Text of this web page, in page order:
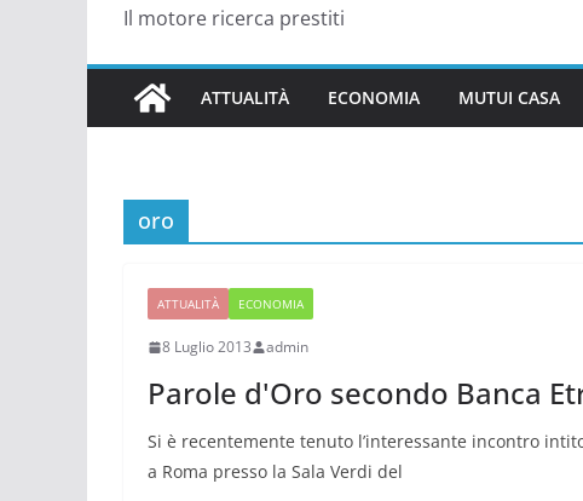
Il motore ricerca prestiti
ATTUALITÀ ECONOMIA MUTUI CASA
oro
ATTUALITÀ ECONOMIA
8 Luglio 2013 admin
Parole d'Oro secondo Banca
Si è recentemente tenuto l’interessante incontro
a Roma presso la Sala Verdi del